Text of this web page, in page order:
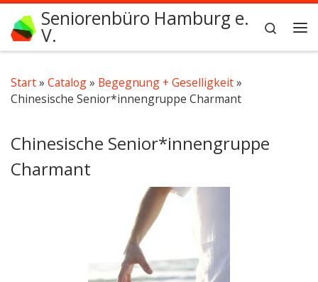
Zum Inhalt springen
Seniorenbüro Hamburg e.
V.
Search
Start» Catalog» Begegnung + Geselligkeit»
Chinesische Senior*innengruppe Charmant
Chinesische Senior*innengruppe
Charmant